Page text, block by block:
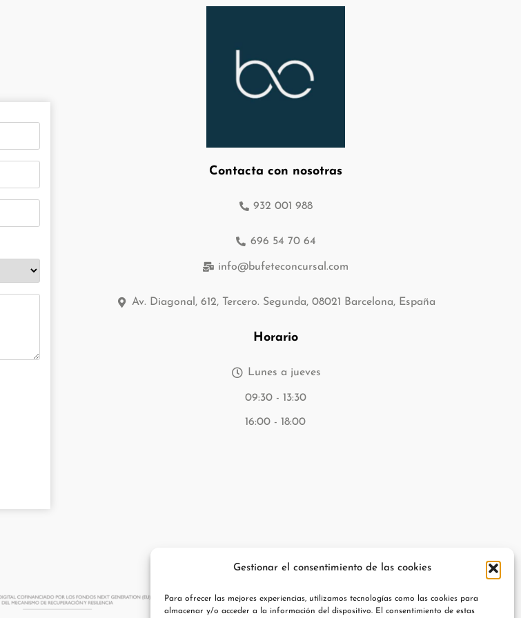
Gestionar el consentimiento de las cookies
Para ofrecer las mejores experiencias, utilizamos tecnologías como las cookies para
almacenar y/o acceder a la información del dispositivo. El consentimiento de estas
Contacta con nosotras
932 001 988
696 54 70 64
info@bufeteconcursal.com
Av. Diagonal, 612, Tercero. Segunda, 08021 Barcelona, España
Horario
Lunes a jueves
09:30 - 13:30
16:00 - 18:00